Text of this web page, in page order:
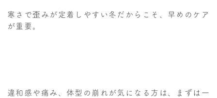
寒さで歪みが定着しやすい冬だからこそ、早めのケア
が重要。
違和感や痛み、体型の崩れが気になる方は、まずは一